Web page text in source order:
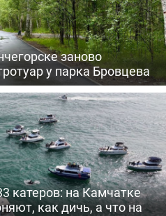
заново
у парка Бровцева
катеров: на Камчатке
как дичь, а что на